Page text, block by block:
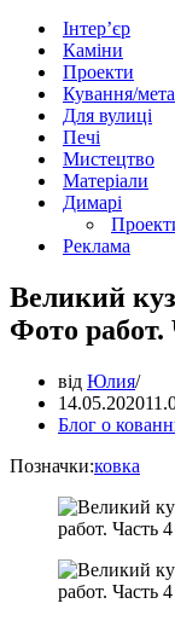
Інтер’єр
Каміни
Проекти
Кування/
Для вулиці
Печі
Мистецтво
Матеріали
Димарі
Реклама
Великий
Фото работ.
від Юлия
14.05.2020
Блог о
Позначки:ковка